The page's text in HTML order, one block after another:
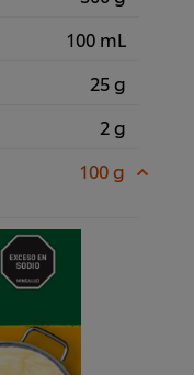
100 mL
25 g
2 g
100 g